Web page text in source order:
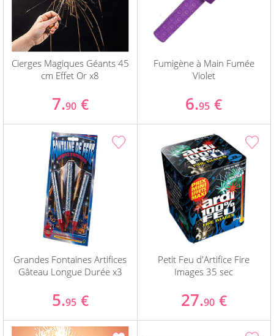
Cierges Magiques Géants 45
cm Effet Or x8
7.90 €
Fumigène à Main Fumée
Violet
6.95 €
Grandes Fontaines Artifices
Gâteau Longue Durée x3
5.95 €
Petit Feu d'Artifice Fire
Images 35 sec
27.90 €